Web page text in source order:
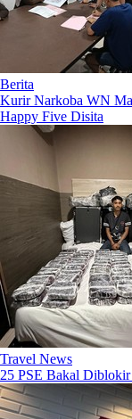
Berita
Kurir Narkoba WN
Happy Five Disita
Travel News
25 PSE Bakal